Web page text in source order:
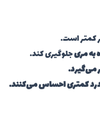
کمتر است.
به مریجلوگیری کند.
می‌گیرد.
کمتری احساس می‌کنند.